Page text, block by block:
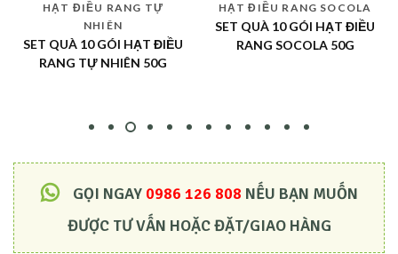
HẠT ĐIỀU RANG TỰ
NHIÊN
SET QUÀ 10 GÓI HẠT ĐIỀU
RANG TỰ NHIÊN 50G
HẠT ĐIỀU RANG SOCOLA
SET QUÀ 10 GÓI HẠT ĐIỀU
RANG SOCOLA 50G
GỌI NGAY 0986 126 808 NẾU BẠN MUỐN
ĐƯỢC TƯ VẤN HOẶC ĐẶT/GIAO HÀNG